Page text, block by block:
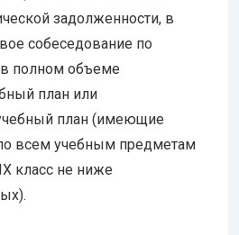
задолженности, в
собеседование по
полном объеме
план или
план (имеющие
всем учебным предметам
класс не ниже